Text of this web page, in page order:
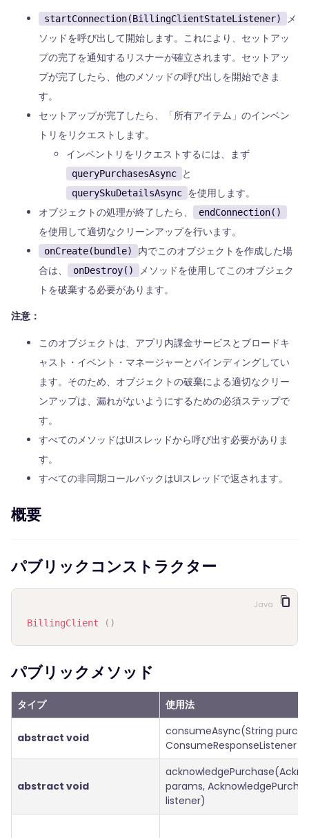
startConnection(BillingClientStateListener)
メ
ソッドを呼び出して開始します。これにより、セットアッ
プの完了を通知するリスナーが確立されます。セットアッ
プが完了したら、他のメソッドの呼び出しを開始できま
す。
セットアップが完了したら、「所有アイテム」のインベン
トリをリクエストします。
インベントリをリクエストするには、まず
queryPurchasesAsync と
querySkuDetailsAsync を使用します。
オブジェクトの処理が終了したら、
endConnection()
を使用して適切なクリーンアップを行います。
onCreate(bundle)
内でこのオブジェクトを作成した場
合は、
onDestroy()
メソッドを使用してこのオブジェク
トを破棄する必要があります。
注意：
このオブジェクトは、アプリ内課金サービスとブロードキ
ャスト・イベント・マネージャーとバインディングしてい
ます。そのため、オブジェクトの破棄による適切なクリー
ンアップは、漏れがないようにするための必須ステップで
す。
すべてのメソッドはUIスレッドから呼び出す必要がありま
す。
すべての非同期コールバックはUIスレッドで返されます。
概要
パブリックコンストラクター
BillingClient ( )
Java
パブリックメソッド
タイプ 使用法
abstract void
consumeAsync(String
ConsumeResponseListener
abstract void
params,
listener)